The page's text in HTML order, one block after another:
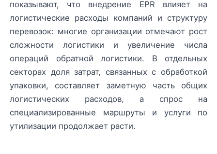
показывают, что внедрение EPR влияет на
логистические расходы компаний и структуру
перевозок: многие организации отмечают рост
сложности логистики и увеличение числа
операций обратной логистики. В отдельных
секторах доля затрат, связанных с обработкой
упаковки, составляет заметную часть общих
логистических расходов, а спрос на
специализированные маршруты и услуги по
утилизации продолжает расти.